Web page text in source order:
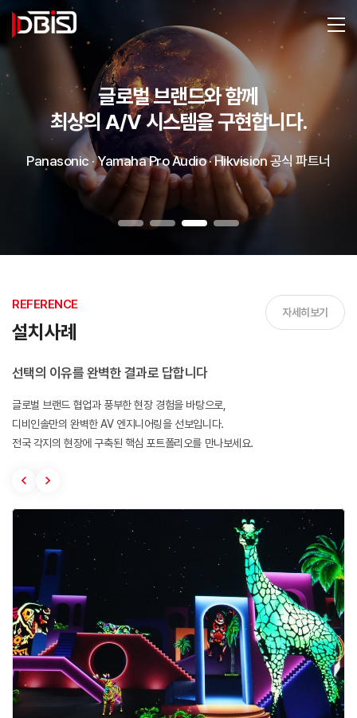
글로벌 브랜드와 함께
최상의 A/V 시스템을 구현합니다.
Panasonic · Yamaha Pro Audio · Hikvision 공식 파트너
REFERENCE
설치사례
선택의 이유를 완벽한 결과로 답합니다
글로벌 브랜드 협업과 풍부한 현장 경험을 바탕으로,
디비인솔만의 완벽한 AV 엔지니어링을 선보입니다.
전국 각지의 현장에 구축된 핵심 포트폴리오를 만나보세요.
자세히보기